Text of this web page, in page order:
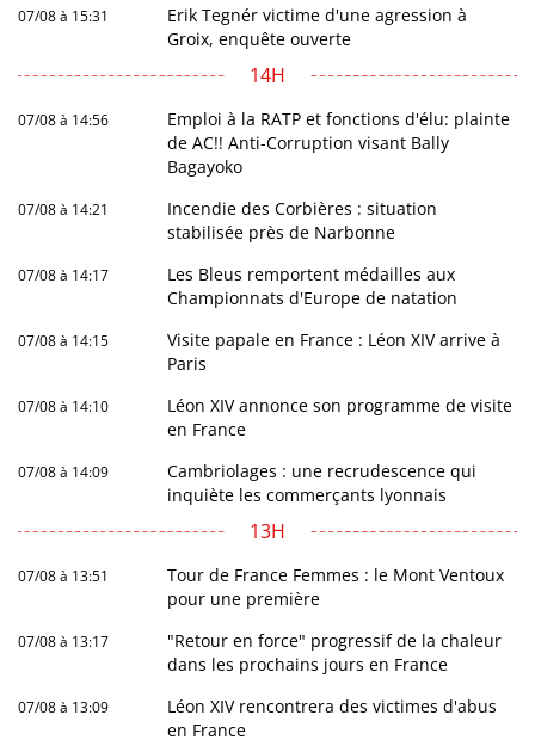
07/08 à 15:31
Erik Tegnér victime d'une agression à
Groix, enquête ouverte
14H
07/08 à 14:56
Emploi à la RATP et fonctions d'élu: plainte
de AC!! Anti-Corruption visant Bally
Bagayoko
07/08 à 14:21
Incendie des Corbières : situation
stabilisée près de Narbonne
07/08 à 14:17
Les Bleus remportent médailles aux
Championnats d'Europe de natation
07/08 à 14:15
Visite papale en France : Léon XIV arrive à
Paris
07/08 à 14:10
Léon XIV annonce son programme de visite
en France
07/08 à 14:09
Cambriolages : une recrudescence qui
inquiète les commerçants lyonnais
13H
07/08 à 13:51
Tour de France Femmes : le Mont Ventoux
pour une première
07/08 à 13:17
"Retour en force" progressif de la chaleur
dans les prochains jours en France
07/08 à 13:09
Léon XIV rencontrera des victimes d'abus
en France